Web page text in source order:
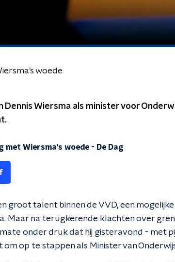
woede
Dennis Wiersma als minister voor
met Wiersma's woede - De Dag
groot talent binnen de VVD, een
Maar na terugkerende klachten over
onder druk dat hij gisteravond - met
op te stappen als Minister van